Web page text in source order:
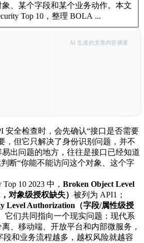
、某个字段和某个业务动作。本文
Top 10，整理 BOLA ...
AI 生成的文章内容摘要
安全检查时，会先确认“接口是否需要
，但它只解决了身份识别问题，并不
出问题的地方，往往是接口已经知道
断“你能不能访问这个对象、这个字
10 2023 中， Broken Object Level
对象级授权缺失） 被列为 API1；
Level Authorization（字段/属性级授
它们共同指向一个现实问题：现代系
、移动端、开放平台和内部微服务，
段和业务流程越多，越权风险就越容